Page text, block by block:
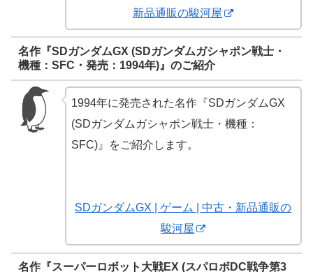
新品通販の駿河屋
名作『SDガンダムGX (SDガンダムガシャポン戦士・
機種：SFC・発売：1994年)』のご紹介
1994年に発売された名作『SDガンダムGX
(SDガンダムガシャポン戦士・機種：
SFC)』をご紹介します。
SDガンダムGX | ゲーム | 中古・新品通販の
駿河屋
名作『スーパーロボット大戦EX (スパロボDC戦争第3